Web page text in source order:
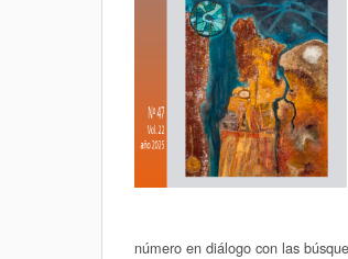
número en diálogo con las